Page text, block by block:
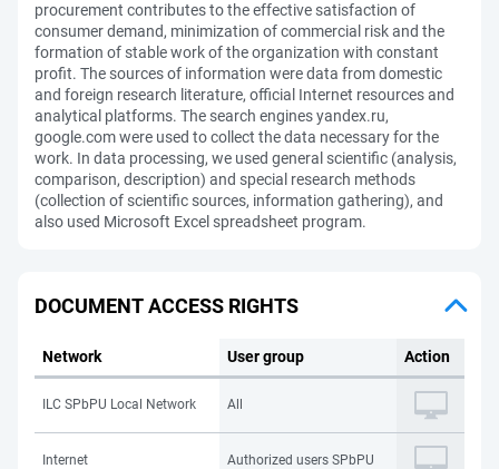
procurement contributes to the effective satisfaction of
consumer demand, minimization of commercial risk and the
formation of stable work of the organization with constant
profit. The sources of information were data from domestic
and foreign research literature, official Internet resources and
analytical platforms. The search engines yandex.ru,
google.com were used to collect the data necessary for the
work. In data processing, we used general scientific (analysis,
comparison, description) and special research methods
(collection of scientific sources, information gathering), and
also used Microsoft Excel spreadsheet program.
DOCUMENT ACCESS RIGHTS
Network User group Action
ILC SPbPU Local Network All
Internet Authorized users SPbPU